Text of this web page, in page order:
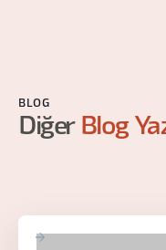
BLOG
Diğer Blog